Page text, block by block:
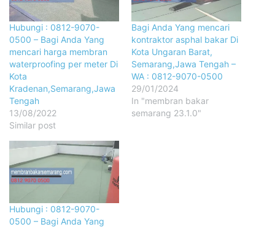
Hubungi : 0812-9070-
0500 – Bagi Anda Yang
mencari harga membran
waterproofing per meter Di
Kota
Kradenan,Semarang,Jawa
Tengah
13/08/2022
Similar post
Bagi Anda Yang mencari
kontraktor asphal bakar Di
Kota Ungaran Barat,
Semarang,Jawa Tengah –
WA : 0812-9070-0500
29/01/2024
In "membran bakar
semarang 23.1.0"
Hubungi : 0812-9070-
0500 – Bagi Anda Yang